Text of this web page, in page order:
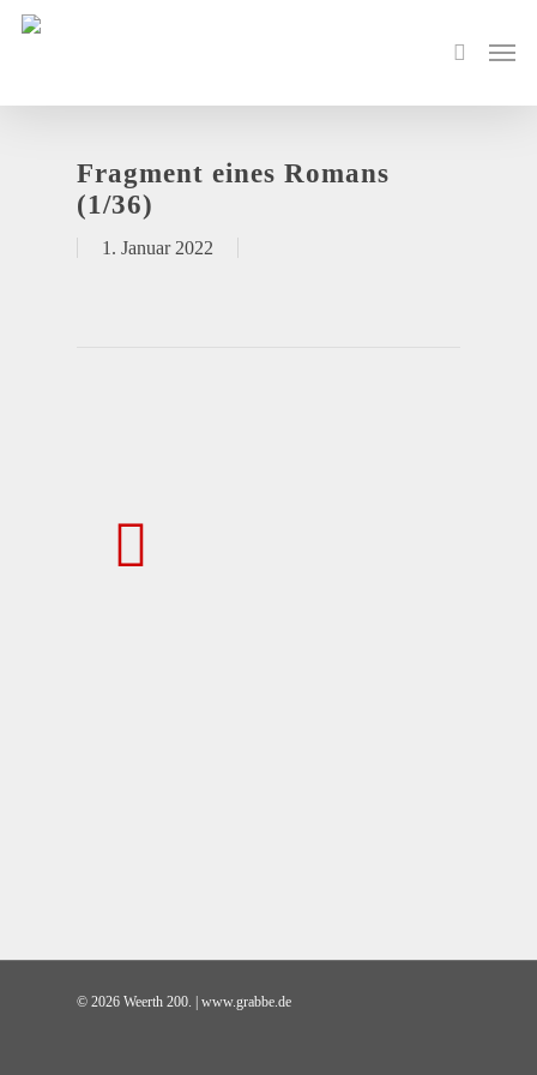
Fragment eines Romans
(1/36)
1. Januar 2022
© 2026 Weerth 200. | www.grabbe.de